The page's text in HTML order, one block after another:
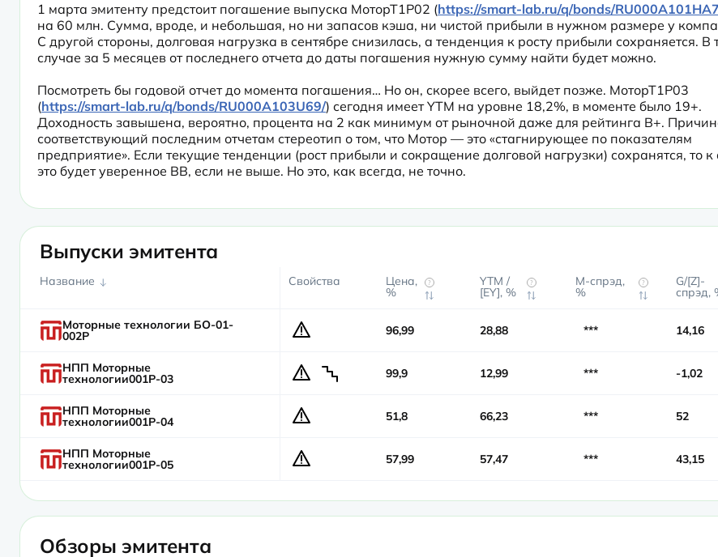
1 марта эмитенту предстоит погашение выпуска МоторТ1Р02 (https://smart-lab.ru/q/bonds/
на 60 млн. Сумма, вроде, и небольшая, но ни запасов кэша, ни чистой прибыли в нужном размере у
С другой стороны, долговая нагрузка в сентябре снизилась, а тенденция к росту прибыли сохраняется. В
случае за 5 месяцев от последнего отчета до даты погашения нужную сумму найти будет можно.
Посмотреть бы годовой отчет до момента погашения… Но он, скорее всего, выйдет позже. МоторТ1Р03
(https://smart-lab.ru/q/bonds/RU000A103U69/) сегодня имеет YTM на уровне 18,2%, в моменте было 19+.
Доходность завышена, вероятно, процента на 2 как минимум от рыночной даже для рейтинга B+.
соответствующий последним отчетам стереотип о том, что Мотор — это «стагнирующее по показателям
предприятие». Если текущие тенденции (рост прибыли и сокращение долговой нагрузки) сохранятся, то
это будет уверенное BB, если не выше. Но это, как всегда, не точно.
Выпуски эмитента
Название Свойства Цена,
%
? YTM /
[EY], %
? М-спрэд,
%
? G/[Z]-
спрэд,
Моторные технологии БО-01-
002P 96,99 28,88 *** 14,16
НПП Моторные
технологии001Р-03 99,9 12,99 *** -1,02
НПП Моторные
технологии001Р-04 51,8 66,23 *** 52
НПП Моторные
технологии001Р-05 57,99 57,47 *** 43,15
Обзоры эмитента